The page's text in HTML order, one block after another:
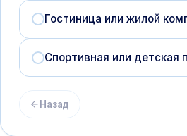
Гостиница или жилой
Спортивная или детская
Назад